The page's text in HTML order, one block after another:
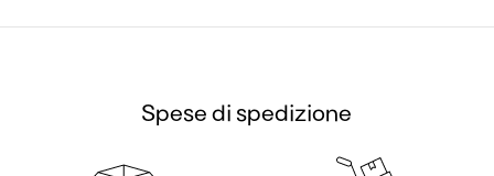
Spese di spedizione